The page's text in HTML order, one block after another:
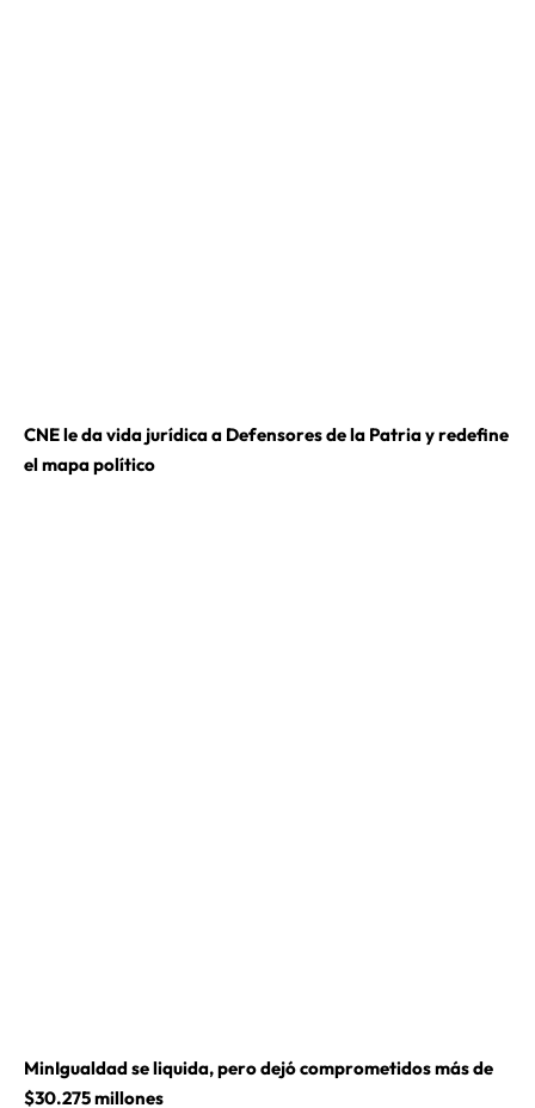
CNE le da vida jurídica a Defensores de la Patria y redefine
el mapa político
MinIgualdad se liquida, pero dejó comprometidos más de
$30.275 millones